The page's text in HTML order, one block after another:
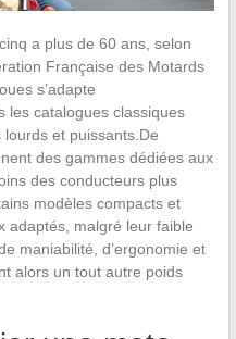
a plus de 60 ans, selon
Française des Motards
s’adapte
les catalogues classiques
et puissants.De
des gammes dédiées aux
des conducteurs plus
modèles compacts et
adaptés, malgré leur faible
maniabilité, d’ergonomie et
alors un tout autre poids